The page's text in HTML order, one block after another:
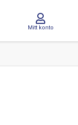
Mitt konto